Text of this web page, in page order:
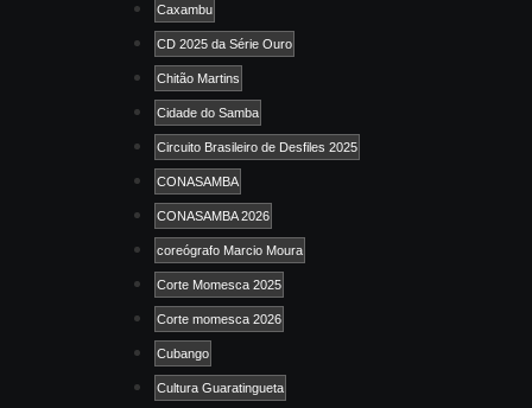
Caxambu
CD 2025 da Série Ouro
Chitão Martins
Cidade do Samba
Circuito Brasileiro de Desfiles 2025
CONASAMBA
CONASAMBA 2026
coreógrafo Marcio Moura
Corte Momesca 2025
Corte momesca 2026
Cubango
Cultura Guaratingueta